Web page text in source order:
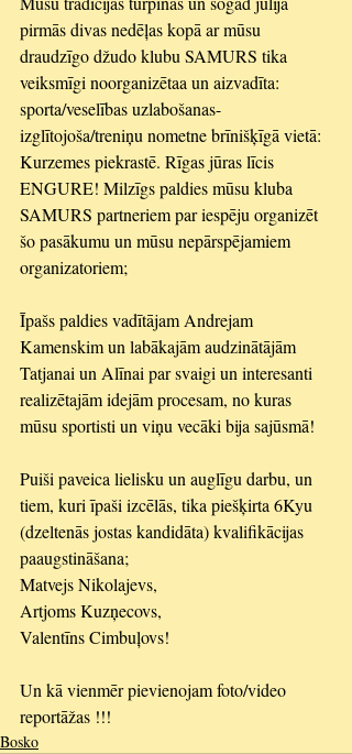
pirmās divas nedēļas kopā ar mūsu
draudzīgo džudo klubu SAMURS tika
veiksmīgi noorganizētaa un aizvadīta:
sporta/veselības uzlabošanas-
izglītojoša/treniņu nometne brīnišķīgā vietā:
Kurzemes piekrastē. Rīgas jūras līcis
ENGURE! Milzīgs paldies mūsu kluba
SAMURS partneriem par iespēju organizēt
šo pasākumu un mūsu nepārspējamiem
organizatoriem;
Īpašs paldies vadītājam Andrejam
Kamenskim un labākajām audzinātājām
Tatjanai un Alīnai par svaigi un interesanti
realizētajām idejām procesam, no kuras
mūsu sportisti un viņu vecāki bija sajūsmā!
Puiši paveica lielisku un auglīgu darbu, un
tiem, kuri īpaši izcēlās, tika piešķirta 6Kyu
(dzeltenās jostas kandidāta) kvalifikācijas
paaugstināšana;
Matvejs Nikolajevs,
Artjoms Kuzņecovs,
Valentīns Cimbuļovs!
Un kā vienmēr pievienojam foto/video
reportāžas !!!
Bosko